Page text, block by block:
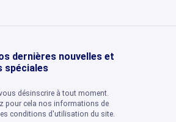
dernières nouvelles et
spéciales
désinscrire à tout moment.
pour cela nos informations de
conditions d'utilisation du site.